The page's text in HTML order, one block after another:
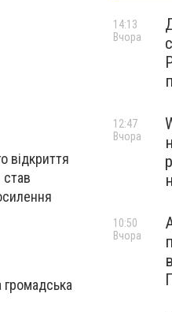
відкриття
став
громадська
14:13
Вчора
12:47
Вчора
10:50
Вчора